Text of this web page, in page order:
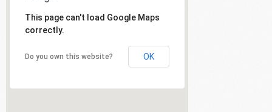
This page can't load Google Maps
correctly.
Do you own this website? OK